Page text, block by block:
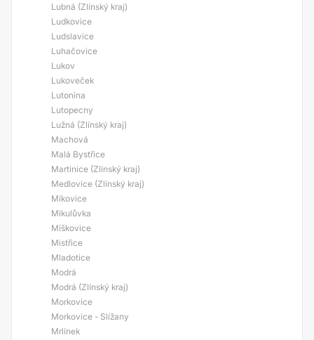
Lubná (Zlínský kraj)
Ludkovice
Ludslavice
Luhačovice
Lukov
Lukoveček
Lutonina
Lutopecny
Lužná (Zlínský kraj)
Machová
Malá Bystřice
Martinice (Zlínský kraj)
Medlovice (Zlínský kraj)
Míkovice
Mikulůvka
Míškovice
Mistřice
Mladotice
Modrá
Modrá (Zlínský kraj)
Morkovice
Morkovice - Slížany
Mrlínek